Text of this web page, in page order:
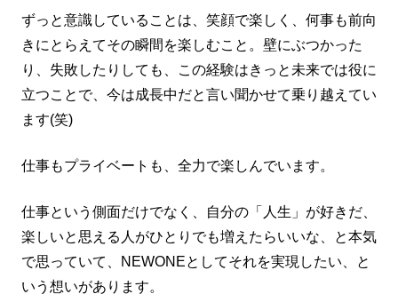
ずっと意識していることは、笑顔で楽しく、何事も前向
きにとらえてその瞬間を楽しむこと。壁にぶつかった
り、失敗したりしても、この経験はきっと未来では役に
立つことで、今は成長中だと言い聞かせて乗り越えてい
ます(笑)
仕事もプライベートも、全力で楽しんでいます。
仕事という側面だけでなく、自分の「人生」が好きだ、
楽しいと思える人がひとりでも増えたらいいな、と本気
で思っていて、
NEWONEとしてそれを実現したい、と
いう想いがあります。